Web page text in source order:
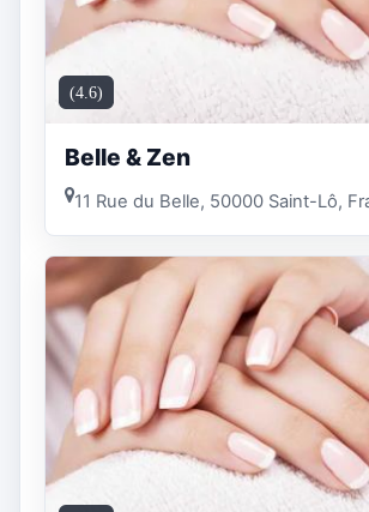
(4.6)
Belle & Zen
11 Rue du Belle, 50000 Saint-Lô,